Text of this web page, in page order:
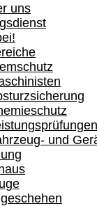
uns
und